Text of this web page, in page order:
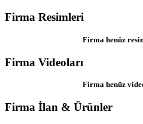
Firma Resimleri
Firma henüz
Firma Videoları
Firma henüz
Firma İlan & Ürünler